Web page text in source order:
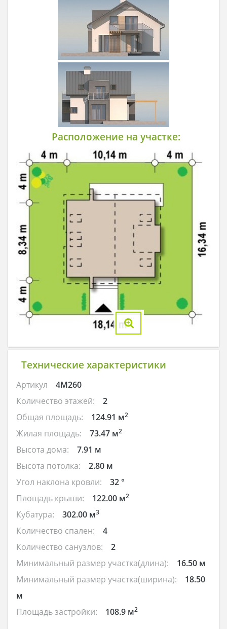
Расположение на участке:
Технические характеристики
Артикул
4M260
Количество этажей:
2
Общая площадь:
124.91 м2
Жилая площадь: 73.47 м2
Высота дома:
7.91 м
Высота потолка:
2.80 м
Угол наклона кровли:
32 °
Площадь крыши:
122.00 м2
Кубатура: 302.00 м3
Количество спален:
4
Количество санузлов:
2
Минимальный размер участка(длина):
16.50 м
Минимальный размер участка(ширина):
18.50
м
Площадь застройки:
108.9 м2